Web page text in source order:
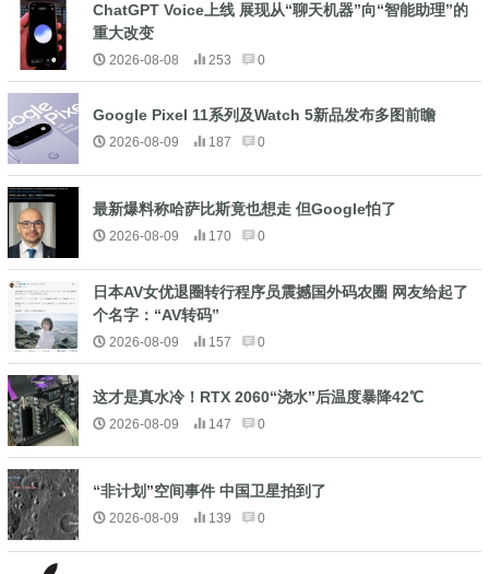
ChatGPT Voice上线 展现从“聊天机器”向“智能助理”的
重大改变
2026-08-08 253 0
Google Pixel 11系列及Watch 5新品发布多图前瞻
2026-08-09 187 0
最新爆料称哈萨比斯竟也想走 但Google怕了
2026-08-09 170 0
日本AV女优退圈转行程序员震撼国外码农圈 网友给起了
个名字：“AV转码”
2026-08-09 157 0
这才是真水冷！RTX 2060“浇水”后温度暴降42℃
2026-08-09 147 0
“非计划”空间事件 中国卫星拍到了
2026-08-09 139 0